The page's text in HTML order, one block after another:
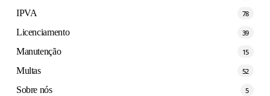
IPVA 78
Licenciamento 39
Manutenção 15
Multas 52
Sobre nós 5